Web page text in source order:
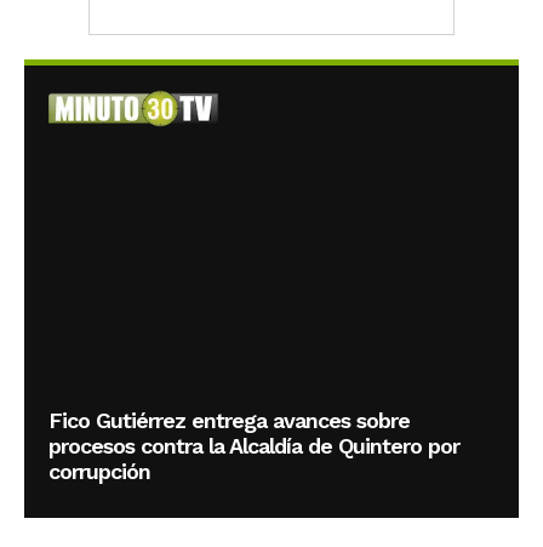
Fico Gutiérrez entrega avances sobre
procesos contra la Alcaldía de Quintero por
corrupción